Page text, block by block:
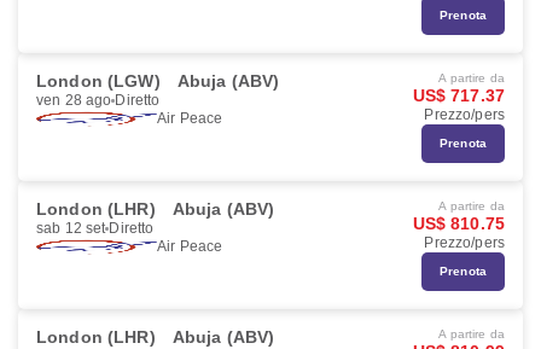
Prenota
London (LGW) Abuja (ABV)
ven 28 ago Diretto
Air Peace
A partire da
US$ 717.37
Prezzo/pers
Prenota
London (LHR) Abuja (ABV)
sab 12 set Diretto
Air Peace
A partire da
US$ 810.75
Prezzo/pers
Prenota
London (LHR) Abuja (ABV) A partire da